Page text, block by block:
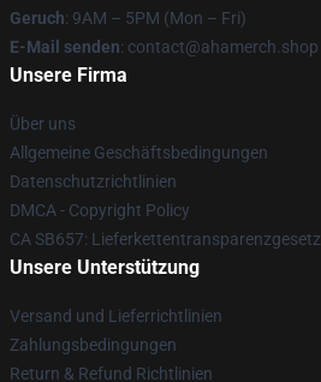
Geruch: 9AM – 5PM (Mon – Fri)
E-Mail senden: contact@ahamerch.shop
Unsere Firma
Über uns
Allgemeine Geschäftsbedingungen
Datenschutzrichtlinien
DMCA - Copyright Policy
CA SB657: Lieferkettentransparenzgesetz
Unsere Unterstützung
Versand und Lieferrichtlinien
Zahlungsbedingungen
Return & Refund Richtlinien